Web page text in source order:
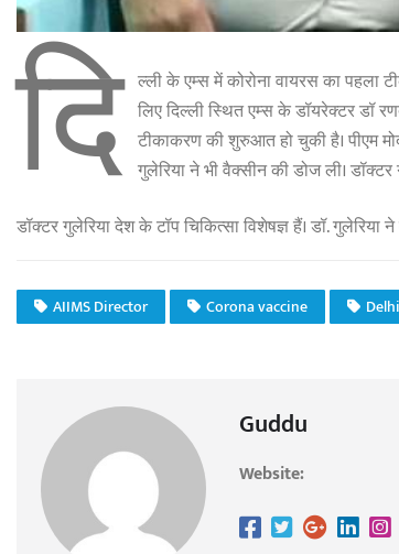
दि ल्ली के एम्स में कोरोना वायरस का
लिए दिल्ली स्थित एम्स के डॉयरेक्टर डॉ
टीकाकरण की शुरुआत हो चुकी है। पीएम
गुलेरिया ने भी वैक्सीन की डोज ली। डॉक्टर
डॉक्टर गुलेरिया देश के टॉप चिकित्सा विशेषज्ञ हैं। डॉ.
AIIMS Director Corona vaccine Delhi
Guddu
Website: